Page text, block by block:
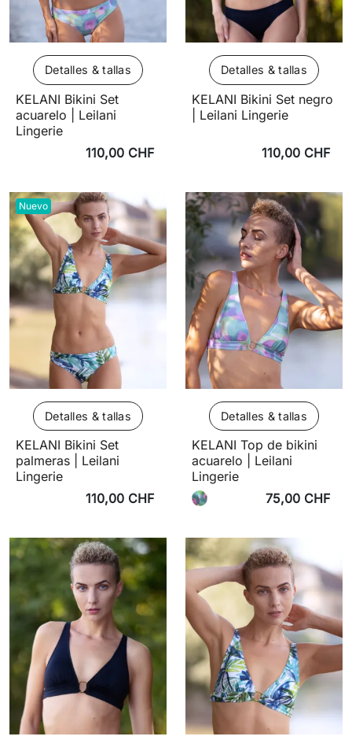
Detalles & tallas
KELANI Bikini Set
acuarelo | Leilani
Lingerie
110,00 CHF
Detalles & tallas
KELANI Bikini Set negro
| Leilani Lingerie
110,00 CHF
Nuevo
Detalles & tallas
KELANI Bikini Set
palmeras | Leilani
Lingerie
110,00 CHF
Detalles & tallas
KELANI Top de bikini
acuarelo | Leilani
Lingerie
75,00 CHF